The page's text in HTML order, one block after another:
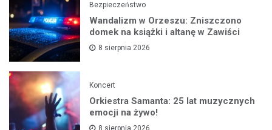
Bezpieczeństwo
Wandalizm w Orzeszu: Zniszczono
domek na książki i altanę w Zawiści
8 sierpnia 2026
Koncert
Orkiestra Samanta: 25 lat muzycznych
emocji na żywo!
8 sierpnia 2026